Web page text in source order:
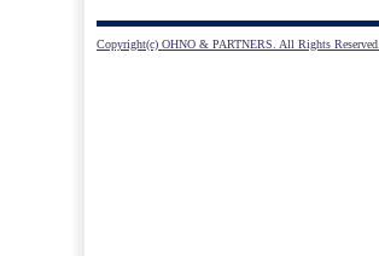
Copyright(c) OHNO & PARTNERS. All Rights Reserved.